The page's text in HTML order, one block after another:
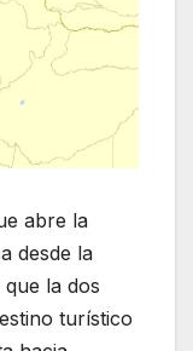
abre la
desde la
la dos
turístico